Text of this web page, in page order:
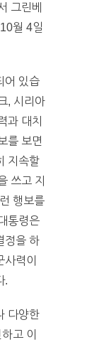
그린베
월 4일
어 있습
, 시리아
과 대치
를 보면
지속할
쓰고 지
행보를
통령은
정을 하
력이
.
다양한
고 이